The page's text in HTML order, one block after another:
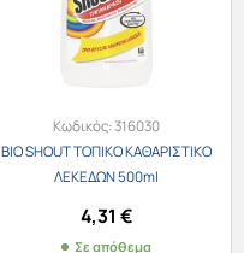
Κωδικός:316030
BIO SHOUT ΤΟΠΙΚΟ ΚΑΘΑΡΙΣΤΙΚΟ
ΛΕΚΕΔΩΝ 500ml
4,31 €
Σε απόθεμα